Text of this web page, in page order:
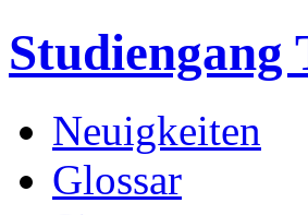
Neuigkeiten
Glossar